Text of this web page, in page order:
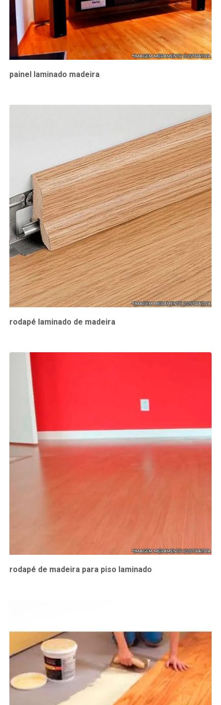
painel laminado madeira
rodapé laminado de madeira
rodapé de madeira para piso laminado